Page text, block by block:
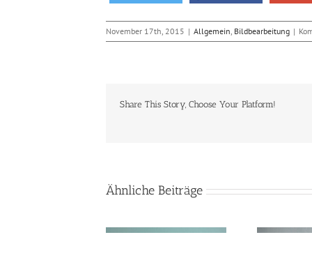
November 17th, 2015 | Allgemein, Bildbearbeitung |
Share This Story, Choose Your Platform!
Ähnliche Beiträge